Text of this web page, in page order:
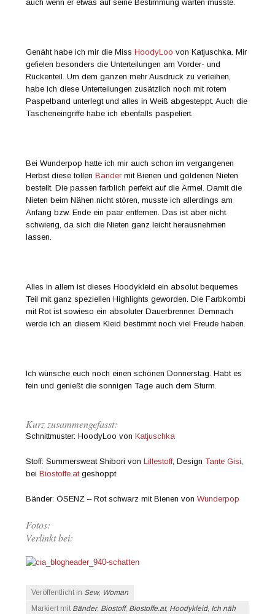
auch wenn er etwas auf seine Bestimmung warten musste.
Genäht habe ich mir die MissHoodyLoo von Katjuschka. Mir
gefielen besonders die Unterteilungen am Vorder- und
Rückenteil. Um dem ganzen mehr Ausdruck zu verleihen,
habe ich diese Unterteilungen zusätzlich noch mit rotem
Paspelband unterlegt und alles in Weiß abgesteppt. Auch die
Tascheneingriffe habe ich ebenfalls paspeliert.
Bei Wunderpop hatte ich mir auch schon im vergangenen
Herbst diese tollenBänder mit Bienen und goldenen Nieten
bestellt. Die passen farblich perfekt auf die Ärmel. Damit die
Nieten beim Nähen nicht stören, musste ich allerdings am
Anfang bzw. Ende ein paar entfernen. Das ist aber nicht
schwierig, da sich die Nieten ganz leicht herausnehmen
lassen.
Alles in allem ist dieses Hoodykleid ein absolut bequemes
Teil mit ganz speziellen Highlights geworden. Die Farbkombi
mit Rot ist sowieso ein absoluter Dauerbrenner. Demnach
werde ich an diesem Kleid bestimmt noch viel Freude haben.
Ich wünsche euch noch einen schönen Donnerstag. Habt es
fein und genießt die sonnigen Tage auch dem Sturm.
Kurz zusammengefasst:
Schnittmuster: HoodyLoo vonKatjuschka
Stoff: Summersweat Shibori vonLillestoff, DesignTante Gisi
beiBiostoffe.atgeshoppt
Bänder: ÖSENZ – Rot schwarz mit Bienen vonWunderpop
Fotos:
Verlinkt bei:
Veröffentlicht in Sew, Woman
Markiert mit Bänder, Biostoff, Biostoffe.at, Hoodykleid, Ich näh